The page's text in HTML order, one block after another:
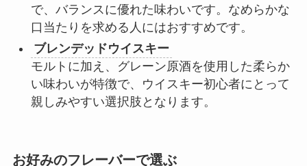
で、バランスに優れた味わいです。なめらかな
口当たりを求める人にはおすすめです。
ブレンデッドウイスキー
モルトに加え、グレーン原酒を使用した柔らか
い味わいが特徴で、ウイスキー初心者にとって
親しみやすい選択肢となります。
お好みのフレーバーで選ぶ